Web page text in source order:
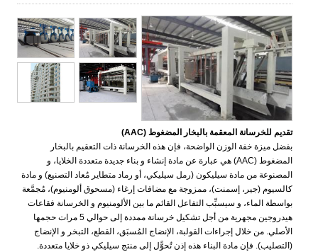
تقديم للخرسانة المعقمة بالبخار المضغوط (AAC)
بفضل ميزة خفة الوزن الواضحة، فإن هذه الخرسانة ذات التعقيم بالبخار
المضغوط (AAC) هي عبارة عن مادة إنشاء و بناء جديدة متعددة الخلايا، و
المصنوعة من مادة سيليكون (رمل سيليكي، أو رماد متطاير مُعاد التصنيع) و مادة
كالسيوم (جير، إسمنت)، ممزوجة مع مضافات إرغاء (مسحوق ألومنيوم)، مُجمَّعة
بواسطة الماء، و سيسبِّب التفاعل القائم ما بين الألومنيوم و الخرسانة فقاعات
هيدروجين مجهرية من أجل تشكيل خرسانة ممددة إلى حوالي 5 مرات حجمها
الأصلي. من خلال إجراءات القولبة، الإنضاج المُسبَق، القطع، التبخر و الإنضاج
(التصليب). فإن مادة البناء هذه إذن تُحوًّل إلى منتج سيليكي ذو خلايا متعددة.